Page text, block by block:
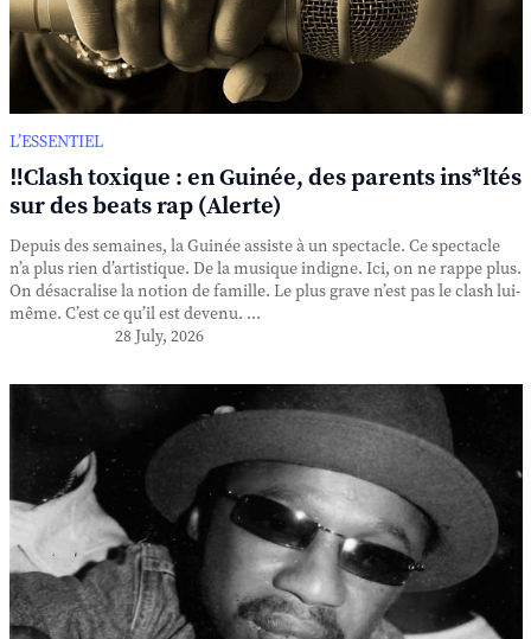
L’ESSENTIEL
‼️Clash toxique : en Guinée, des parents ins*ltés
sur des beats rap (Alerte)
Depuis des semaines, la Guinée assiste à un spectacle. Ce spectacle
n’a plus rien d’artistique. De la musique indigne. Ici, on ne rappe plus.
On désacralise la notion de famille. Le plus grave n’est pas le clash lui-
même. C’est ce qu’il est devenu. ...
28 July, 2026